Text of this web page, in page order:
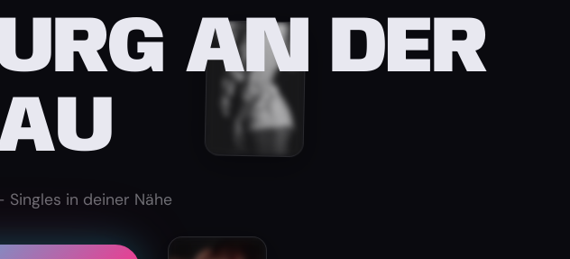
AN DER
in deiner Nähe